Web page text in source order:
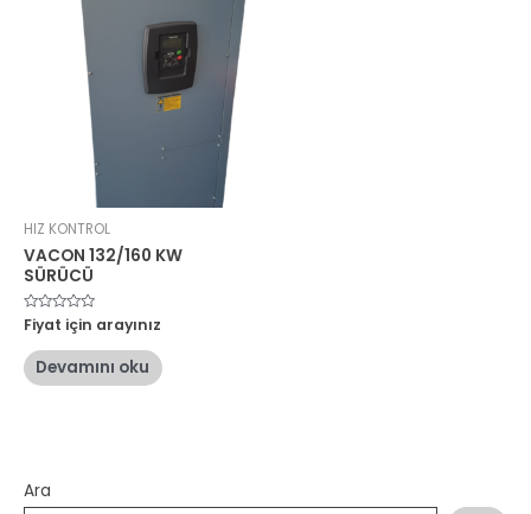
Ara
HIZ KONTROL
VACON 132/160 KW
SÜRÜCÜ
5
üzerinden
oy
aldı
Fiyat için arayınız
Devamını oku